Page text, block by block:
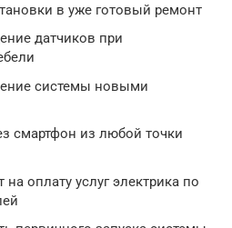
в уже готовый ремонт
датчиков при
системы новыми
смартфон из любой точки
оплату услуг электрика по